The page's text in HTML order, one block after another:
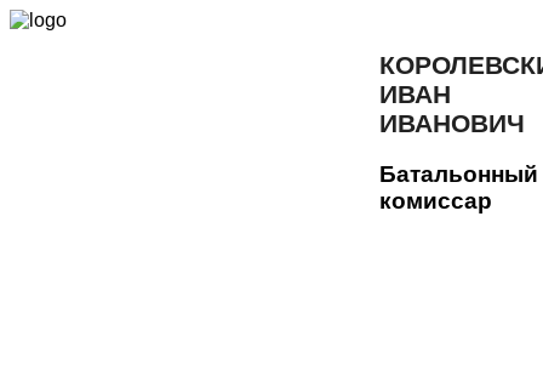
ИВАН
ИВАНОВИЧ
Батальонный
комиссар